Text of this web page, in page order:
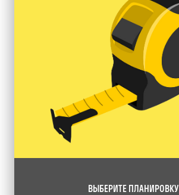
ВЫБЕРИТЕ ПЛАНИРОВКУ